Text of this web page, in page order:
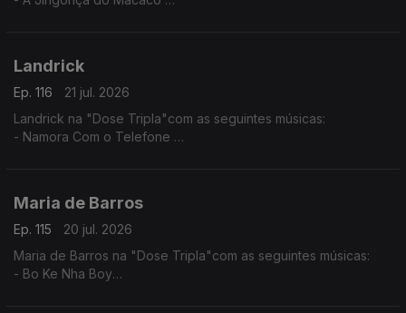
Landrick
Ep. 116
21 jul. 2026
Landrick na "Dose Tripla"com as seguintes músicas:
- Namora Com o Telefone
Maria de Barros
Ep. 115
20 jul. 2026
Maria de Barros na "Dose Tripla"com as seguintes músicas:
- Bo Ke Nha Boy